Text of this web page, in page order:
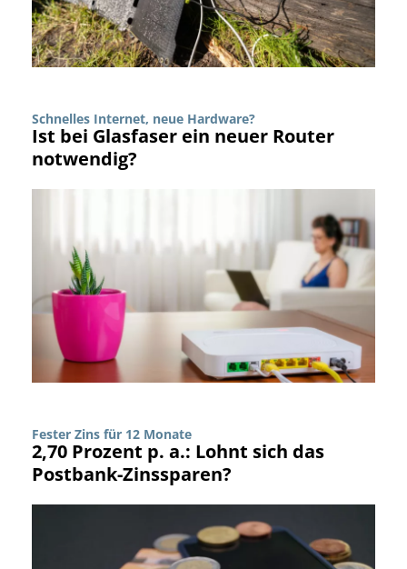
Schnelles Internet, neue Hardware?
Ist bei Glasfaser ein neuer Router
notwendig?
Fester Zins für 12 Monate
2,70 Prozent p. a.: Lohnt sich das
Postbank-Zinssparen?